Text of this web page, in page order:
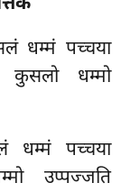
धम्मं पच्चया
कुसलो धम्मो
धम्मं पच्चया
उप्पज्जति